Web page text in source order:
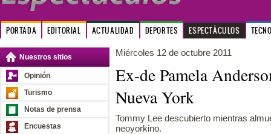
PORTADA EDITORIAL ACTUALIDAD DEPORTES ESPECTÁCULOS
Nuestros sitios
Opinión
Turismo
Notas de prensa
Encuestas
Miércoles 12 de octubre 2011
Ex-de Pamela
Nueva York
Tommy Lee descubierto mientras
neoyorkino.